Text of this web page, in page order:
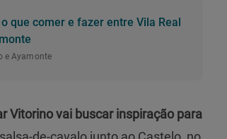
que comer e fazer entre Vila Real
e Ayamonte
Vitorino vai buscar inspiração para